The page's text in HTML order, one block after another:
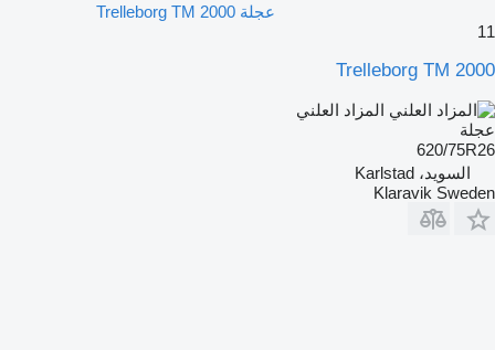
عجلة Trelleborg TM 2000
11
Trelleborg TM 2000
المزاد العلني
عجلة
620/75R26
السويد، Karlstad
Klaravik Sweden